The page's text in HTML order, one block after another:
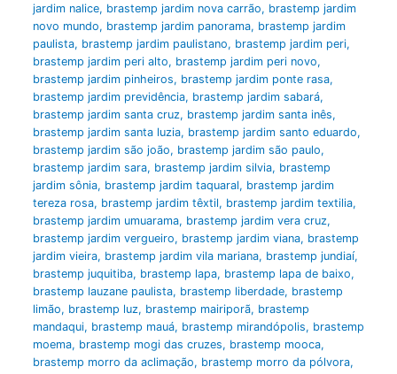
jardim nalice, brastemp jardim nova carrão, brastemp jardim
novo mundo, brastemp jardim panorama, brastemp jardim
paulista, brastemp jardim paulistano, brastemp jardim peri,
brastemp jardim peri alto, brastemp jardim peri novo,
brastemp jardim pinheiros, brastemp jardim ponte rasa,
brastemp jardim previdência, brastemp jardim sabará,
brastemp jardim santa cruz, brastemp jardim santa inês,
brastemp jardim santa luzia, brastemp jardim santo eduardo,
brastemp jardim são joão, brastemp jardim são paulo,
brastemp jardim sara, brastemp jardim silvia, brastemp
jardim sônia, brastemp jardim taquaral, brastemp jardim
tereza rosa, brastemp jardim têxtil, brastemp jardim textilia,
brastemp jardim umuarama, brastemp jardim vera cruz,
brastemp jardim vergueiro, brastemp jardim viana, brastemp
jardim vieira, brastemp jardim vila mariana, brastemp jundiaí,
brastemp juquitiba, brastemp lapa, brastemp lapa de baixo,
brastemp lauzane paulista, brastemp liberdade, brastemp
limão, brastemp luz, brastemp mairiporã, brastemp
mandaqui, brastemp mauá, brastemp mirandópolis, brastemp
moema, brastemp mogi das cruzes, brastemp mooca,
brastemp morro da aclimação, brastemp morro da pólvora,